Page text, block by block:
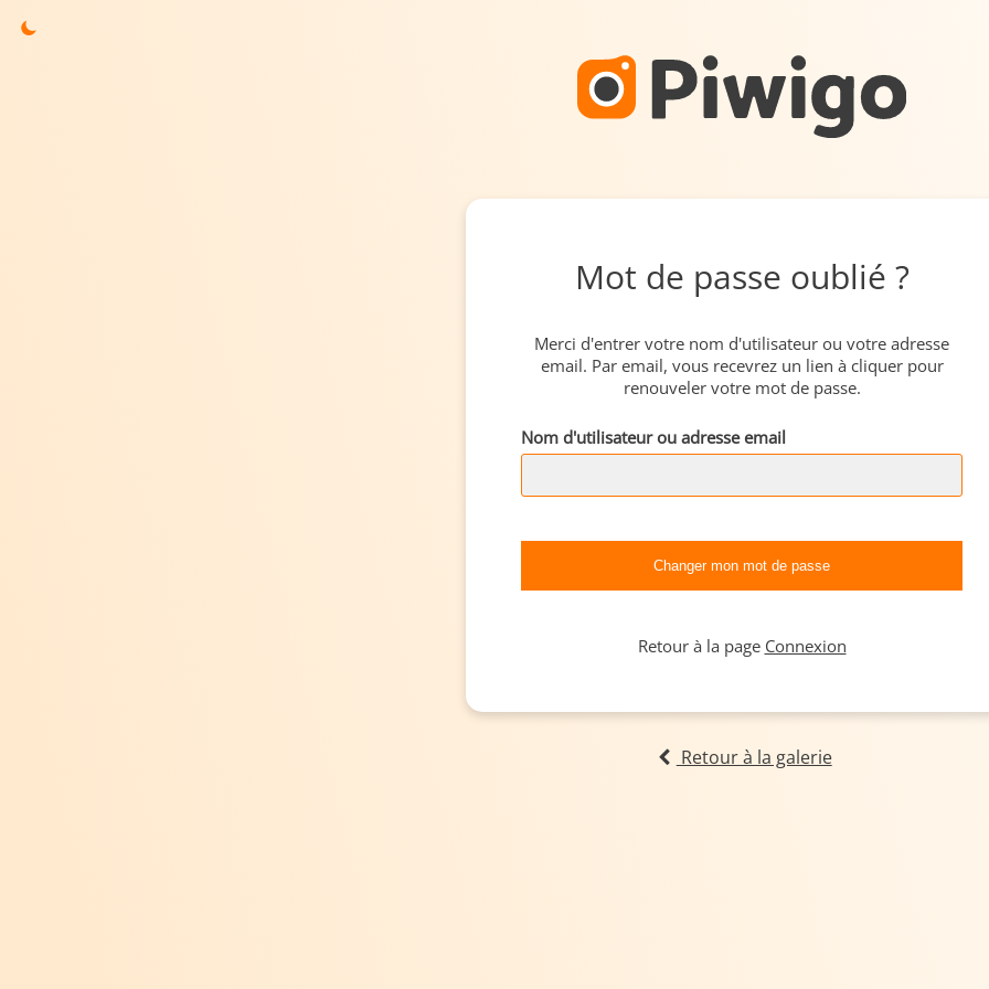
Mot de passe oublié ?
Merci d'entrer votre nom d'utilisateur ou votre adresse
email. Par email, vous recevrez un lien à cliquer pour
renouveler votre mot de passe.
Nom d'utilisateur ou adresse email
Retour à la page Connexion
Retour à la galerie